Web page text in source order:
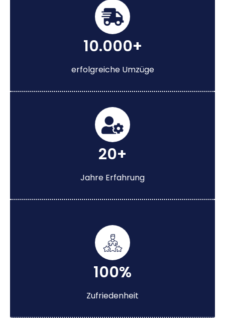
10.000+
erfolgreiche Umzüge
20+
Jahre Erfahrung
100%
Zufriedenheit